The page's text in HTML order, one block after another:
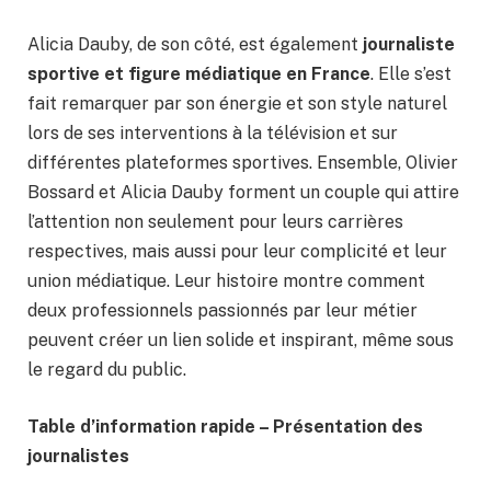
Alicia Dauby, de son côté, est également journaliste
sportive et figure médiatique en France. Elle s’est
fait remarquer par son énergie et son style naturel
lors de ses interventions à la télévision et sur
différentes plateformes sportives. Ensemble, Olivier
Bossard et Alicia Dauby forment un couple qui attire
l’attention non seulement pour leurs carrières
respectives, mais aussi pour leur complicité et leur
union médiatique. Leur histoire montre comment
deux professionnels passionnés par leur métier
peuvent créer un lien solide et inspirant, même sous
le regard du public.
Table d’information rapide – Présentation des
journalistes